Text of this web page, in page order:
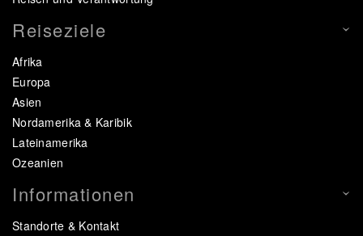
Reiseziele
Afrika
Europa
Asien
Nordamerika & Karibik
Lateinamerika
Ozeanien
Informationen
Standorte & Kontakt